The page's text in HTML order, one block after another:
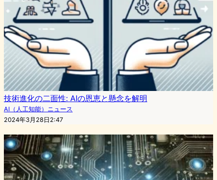
技術進化の二面性: AIの恩恵と懸念を解明
AI（人工知能）ニュース
2024年3月28日2:47